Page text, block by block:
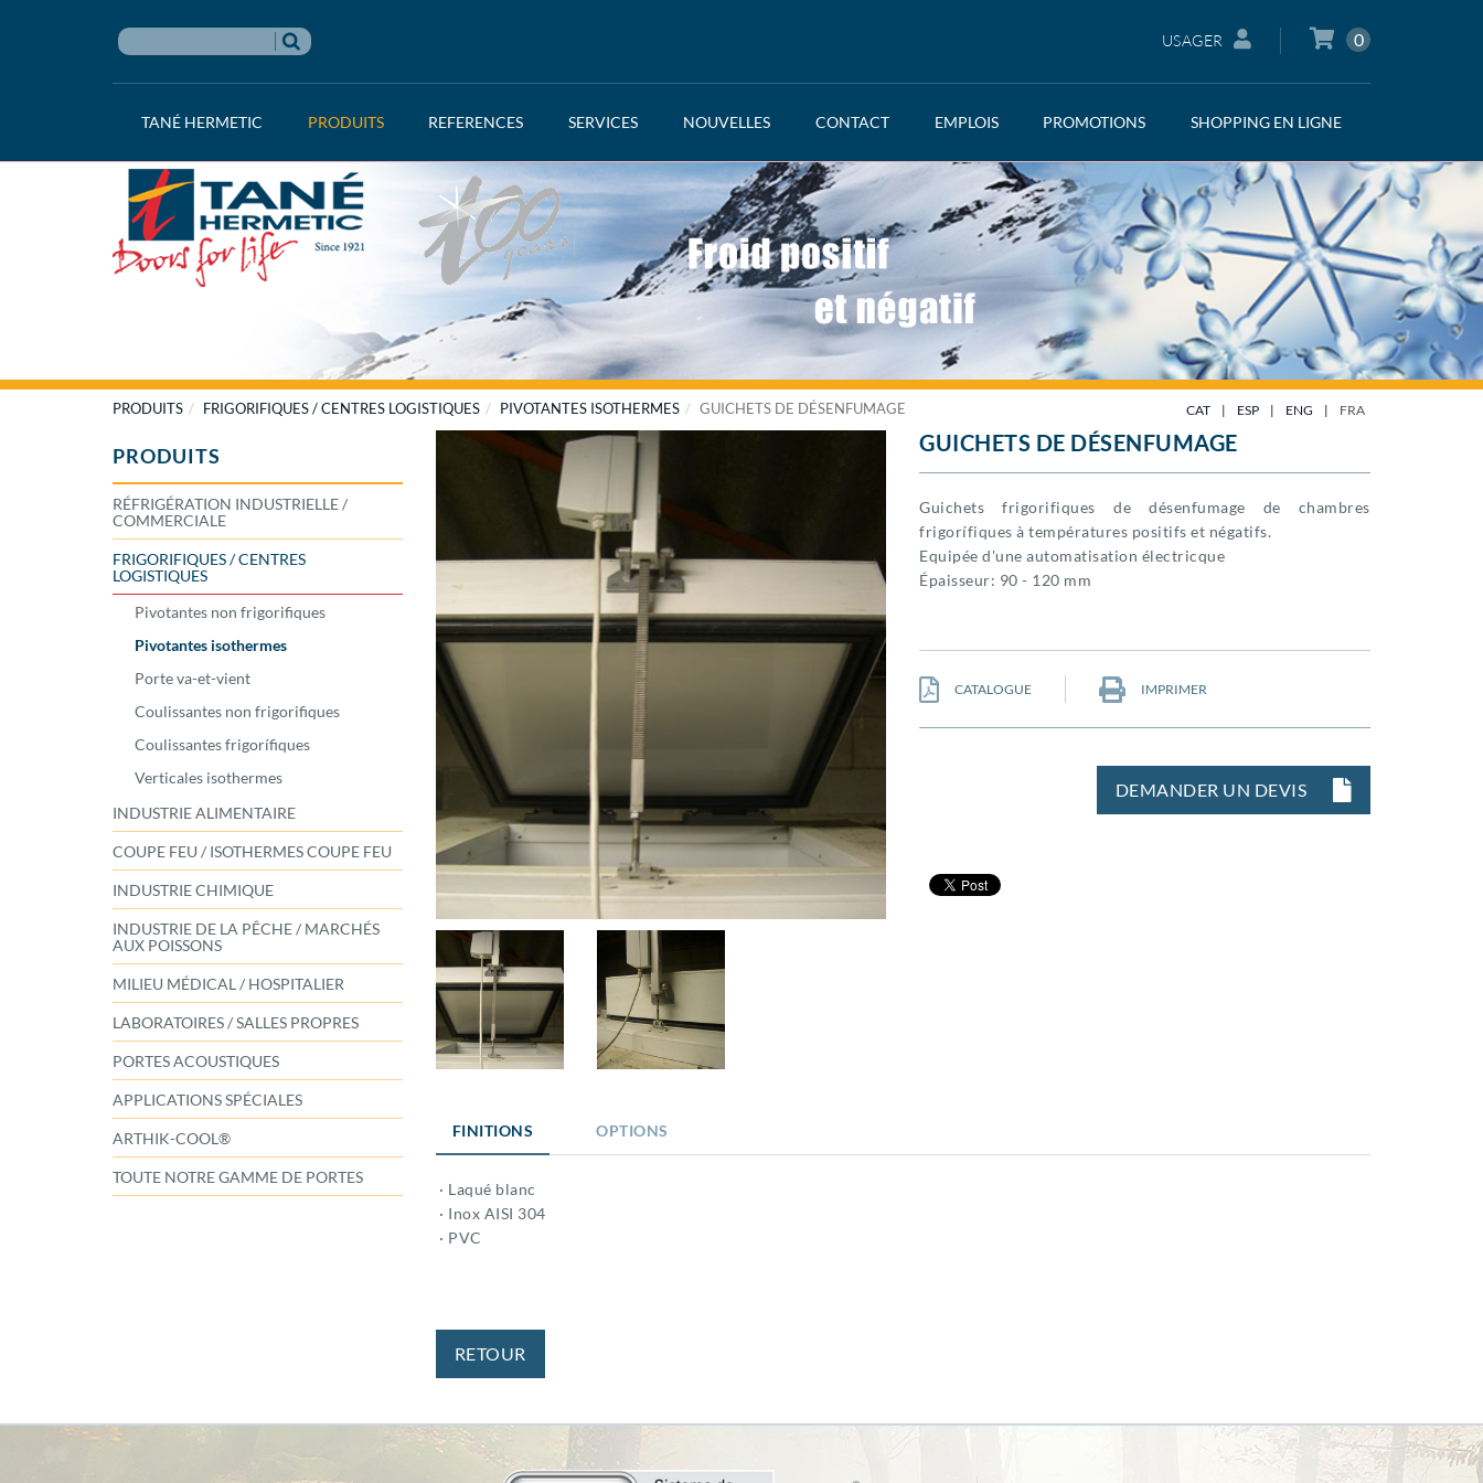
USAGER 0
TANÉ HERMETIC PRODUITS REFERENCES SERVICES NOUVELLES CONTACT EMPLOIS PROMOTIONS SHOPPING EN LIGNE
PRODUITS FRIGORIFIQUES / CENTRES LOGISTIQUES PIVOTANTES ISOTHERMES GUICHETS DE DÉSENFUMAGE CAT | ESP | ENG | FRA
PRODUITS
RÉFRIGÉRATION INDUSTRIELLE /
COMMERCIALE
FRIGORIFIQUES / CENTRES
LOGISTIQUES
Pivotantes non frigorifiques
Pivotantes isothermes
Porte va-et-vient
Coulissantes non frigorifiques
Coulissantes frigorífiques
Verticales isothermes
INDUSTRIE ALIMENTAIRE
COUPE FEU / ISOTHERMES COUPE FEU
INDUSTRIE CHIMIQUE
INDUSTRIE DE LA PÊCHE / MARCHÉS
AUX POISSONS
MILIEU MÉDICAL / HOSPITALIER
LABORATOIRES / SALLES PROPRES
PORTES ACOUSTIQUES
APPLICATIONS SPÉCIALES
ARTHIK-COOL®
TOUTE NOTRE GAMME DE PORTES
GUICHETS DE DÉSENFUMAGE
Guichets frigorifiques de désenfumage de chambres
frigorífiques à températures positifs et négatifs.
Equipée d'une automatisation électricque
Épaisseur: 90 - 120 mm
CATALOGUE IMPRIMER
DEMANDER UN DEVIS
FINITIONS OPTIONS
· Laqué blanc
· Inox AISI 304
· PVC
RETOUR